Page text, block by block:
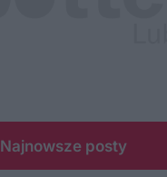
Najnowsze posty